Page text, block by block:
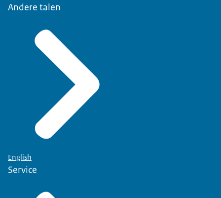
Andere talen
English
Service